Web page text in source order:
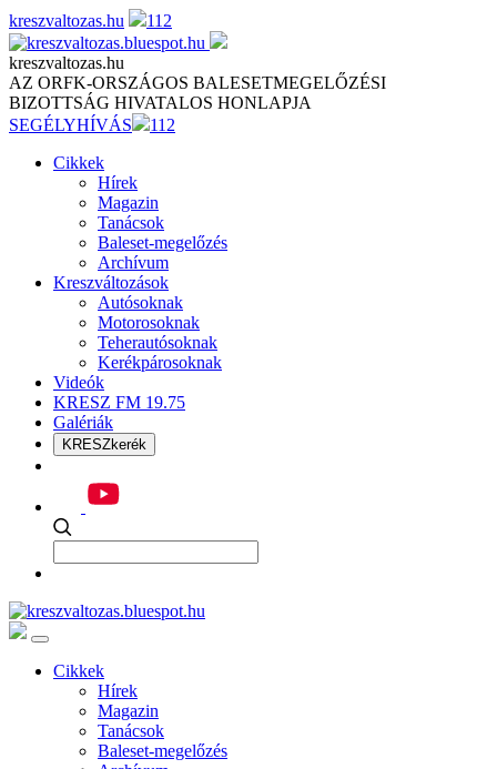
Skip
to
content
kreszvaltozas.hu 112
kreszvaltozas.hu
AZ ORFK-ORSZÁGOS BALESETMEGELŐZÉSI
BIZOTTSÁG HIVATALOS HONLAPJA
SEGÉLYHÍVÁS
112
Cikkek
Hírek
Magazin
Tanácsok
Baleset-megelőzés
Archívum
Kreszváltozások
Autósoknak
Motorosoknak
Teherautósoknak
Kerékpárosoknak
Videók
KRESZ FM 19.75
Galériák
KRESZkerék
Cikkek
Hírek
Magazin
Tanácsok
Baleset-megelőzés